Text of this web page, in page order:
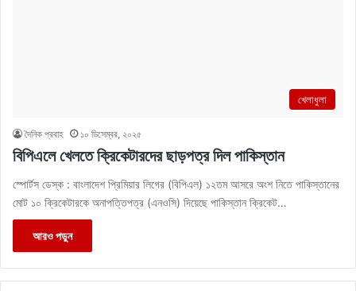
খেলাধুলা
দৈনিক প্রবাহ ১০ ডিসেম্বর, ২০২৫
বিপিএলে খেলতে ক্রিকেটারদের ছাড়পত্র দিল পাকিস্তান
স্পোর্টস ডেস্ক : বাংলাদেশ প্রিমিয়ার লিগের (বিপিএল) ১২তম আসরে অংশ নিতে পাকিস্তানের
মোট ১০ ক্রিকেটারকে অনাপত্তিপত্র (এনওসি) দিয়েছে পাকিস্তান ক্রিকেট…
আরও পড়ুন